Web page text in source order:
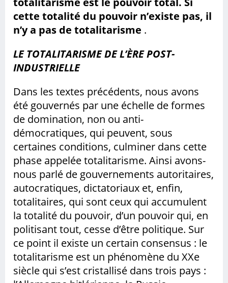
cette totalité du pouvoir n’existe pas, il
n’y a pas de totalitarisme .
LE TOTALITARISME DE L’ÈRE POST-
INDUSTRIELLE
Dans les textes précédents, nous avons
été gouvernés par une échelle de formes
de domination, non ou anti-
démocratiques, qui peuvent, sous
certaines conditions, culminer dans cette
phase appelée totalitarisme. Ainsi avons-
nous parlé de gouvernements autoritaires,
autocratiques, dictatoriaux et, enfin,
totalitaires, qui sont ceux qui accumulent
la totalité du pouvoir, d’un pouvoir qui, en
politisant tout, cesse d’être politique. Sur
ce point il existe un certain consensus : le
totalitarisme est un phénomène du XXe
siècle qui s’est cristallisé dans trois pays :